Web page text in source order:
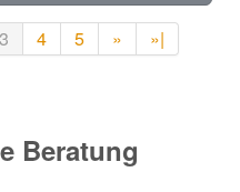
3 4 5 » »|
Beratung